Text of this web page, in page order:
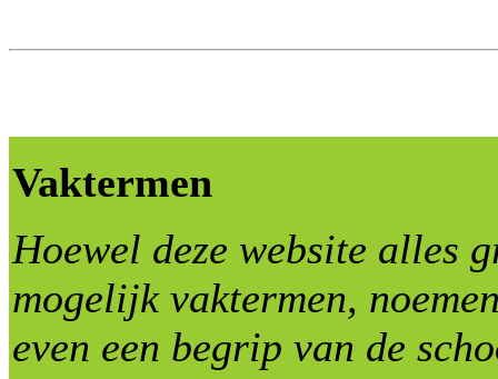
Vaktermen
Hoewel deze website alles
mogelijk vaktermen,
even een begrip van de